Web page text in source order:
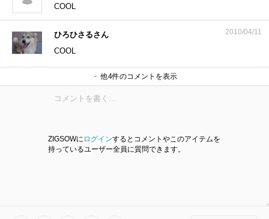
COOL
ひろひさるさん 2010/04/11
COOL
ひろひさるさん
Cooler Masterさん他4件のコメントを表示
ZIGSOWに ログインするとコメントやこのアイテムを
持っているユーザー全員に質問できます。